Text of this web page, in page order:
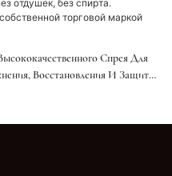
Спрея Для
Восстановления И Защиты
Маркой (OEM).